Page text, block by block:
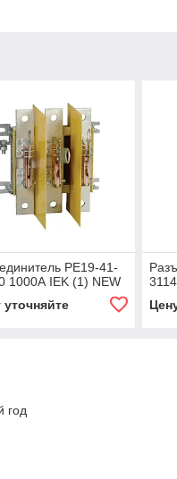
РЕ19-41-
1000А IEK (1) NEW
уточняйте
год